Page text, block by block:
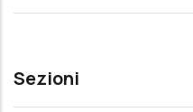
Sezioni